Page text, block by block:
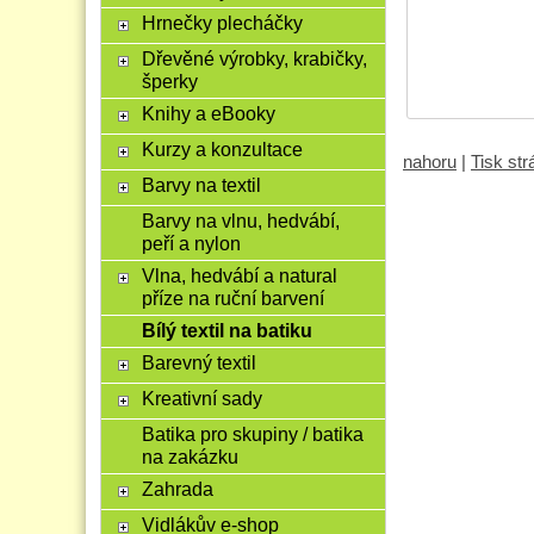
nahoru | Tisk
Hrnečky plecháčky
Dřevěné výrobky, krabičky,
šperky
Knihy a eBooky
Kurzy a konzultace
Barvy na textil
Barvy na vlnu, hedvábí,
peří a nylon
Vlna, hedvábí a natural
příze na ruční barvení
Bílý textil na batiku
Barevný textil
Kreativní sady
Batika pro skupiny / batika
na zakázku
Zahrada
Vidlákův e-shop